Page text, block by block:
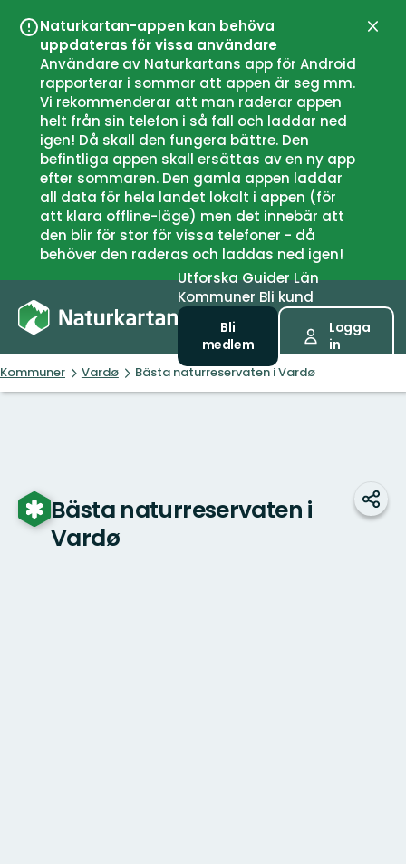
Naturkartan-appen kan behöva
uppdateras för vissa användare
Användare av Naturkartans app för Android
rapporterar i sommar att appen är seg mm.
Vi rekommenderar att man raderar appen
helt från sin telefon i så fall och laddar ned
igen! Då skall den fungera bättre. Den
befintliga appen skall ersättas av en ny app
efter sommaren. Den gamla appen laddar
all data för hela landet lokalt i appen (för
att klara offline-läge) men det innebär att
den blir för stor för vissa telefoner - då
behöver den raderas och laddas ned igen!
UtforskaGuiderLän
Kommuner Bli kund
Bli
medlem
Logga
in
Kommuner Vardø Bästa naturreservaten i Vardø
Bästa naturreservaten i
Vardø
Dela